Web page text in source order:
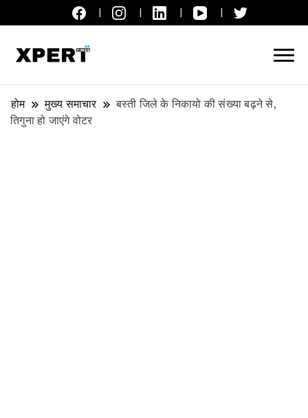
होम मुख्य समाचार
बस्ती जिले के निकायो की संख्या बढ़ने से,
तिगुना हो जाएंगे वोटर